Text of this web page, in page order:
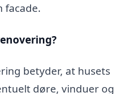
facade.
betyder, at husets
døre, vinduer og